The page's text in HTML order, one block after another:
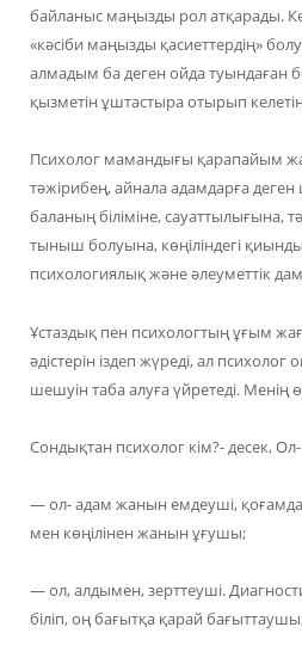
байланыс маңызды рол атқарады.
«кәсіби маңызды қасиеттердің»
алмадым ба деген ойда туындаған
қызметін ұштастыра отырып
Психолог мамандығы қарапайым
тәжірибең, айнала адамдарға
баланың біліміне, сауаттылығына,
тыныш болуына, көңіліндегі
психологиялық және әлеуметтік
Ұстаздық пен психологтың ұғым
әдістерін іздеп жүреді, ал
шешуін таба алуға үйретеді. Менің
Сондықтан психолог кім?- десек,
— ол- адам жанын емдеуші,
мен көңілінен жанын ұғушы;
— ол, алдымен, зерттеуші.
біліп, оң бағытқа қарай